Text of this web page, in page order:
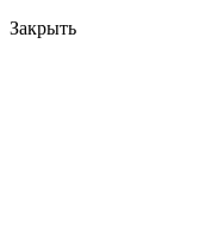
Закрыть